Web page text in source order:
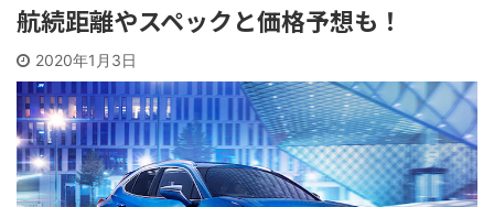
航続距離やスペックと価格予想も！
2020年1月3日